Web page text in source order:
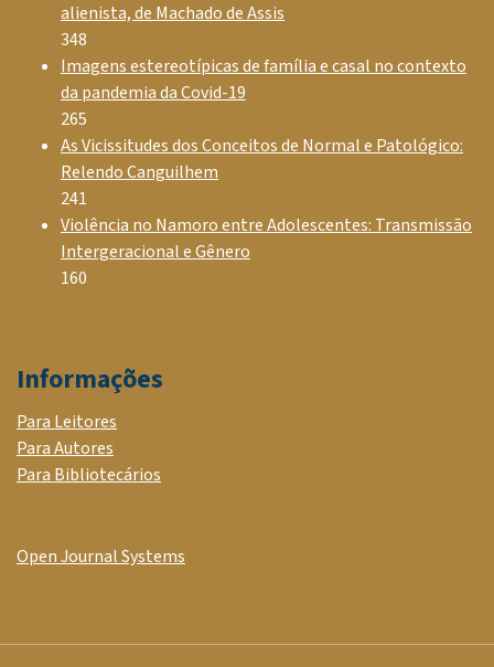
alienista, de Machado de Assis
348
Imagens estereotípicas de família e casal no contexto
da pandemia da Covid-19
265
As Vicissitudes dos Conceitos de Normal e Patológico:
Relendo Canguilhem
241
Violência no Namoro entre Adolescentes: Transmissão
Intergeracional e Gênero
160
Informações
Para Leitores
Para Autores
Para Bibliotecários
Open Journal Systems